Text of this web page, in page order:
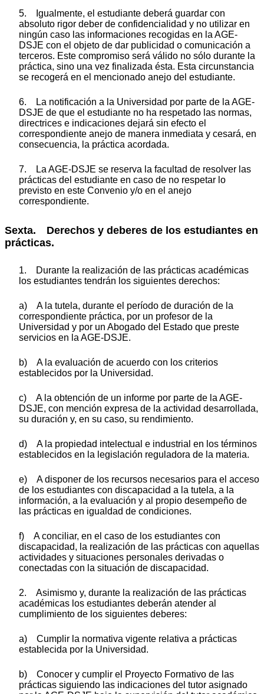
5. Igualmente, el estudiante deberá guardar con
absoluto rigor deber de confidencialidad y no utilizar en
ningún caso las informaciones recogidas en la AGE-
DSJE con el objeto de dar publicidad o comunicación a
terceros. Este compromiso será válido no sólo durante la
práctica, sino una vez finalizada ésta. Esta circunstancia
se recogerá en el mencionado anejo del estudiante.
6. La notificación a la Universidad por parte de la AGE-
DSJE de que el estudiante no ha respetado las normas,
directrices e indicaciones dejará sin efecto el
correspondiente anejo de manera inmediata y cesará, en
consecuencia, la práctica acordada.
7. La AGE-DSJE se reserva la facultad de resolver las
prácticas del estudiante en caso de no respetar lo
previsto en este Convenio y/o en el anejo
correspondiente.
Sexta. Derechos y deberes de los estudiantes en
prácticas.
1. Durante la realización de las prácticas académicas
los estudiantes tendrán los siguientes derechos:
a) A la tutela, durante el período de duración de la
correspondiente práctica, por un profesor de la
Universidad y por un Abogado del Estado que preste
servicios en la AGE-DSJE.
b) A la evaluación de acuerdo con los criterios
establecidos por la Universidad.
c) A la obtención de un informe por parte de la AGE-
DSJE, con mención expresa de la actividad desarrollada,
su duración y, en su caso, su rendimiento.
d) A la propiedad intelectual e industrial en los términos
establecidos en la legislación reguladora de la materia.
e) A disponer de los recursos necesarios para el acceso
de los estudiantes con discapacidad a la tutela, a la
información, a la evaluación y al propio desempeño de
las prácticas en igualdad de condiciones.
f) A conciliar, en el caso de los estudiantes con
discapacidad, la realización de las prácticas con aquellas
actividades y situaciones personales derivadas o
conectadas con la situación de discapacidad.
2. Asimismo y, durante la realización de las prácticas
académicas los estudiantes deberán atender al
cumplimiento de los siguientes deberes:
a) Cumplir la normativa vigente relativa a prácticas
establecida por la Universidad.
b) Conocer y cumplir el Proyecto Formativo de las
prácticas siguiendo las indicaciones del tutor asignado